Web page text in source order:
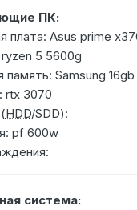
ПК:
плата: Asus prime
5 5600g
память: Samsung
rtx 3070
HDD/SDD):
pf 600w
система: